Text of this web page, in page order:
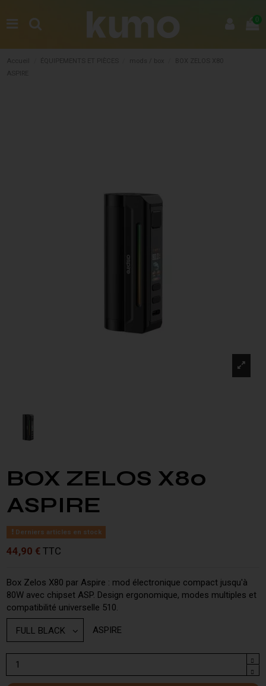
0
BOX ZELOS X80
ASPIRE
Derniers articles en stock
44,90 €TTC
Box Zelos X80 par Aspire : mod électronique compact jusqu'à
80W avec chipset ASP. Design ergonomique, modes multiples et
compatibilité universelle 510.
ASPIRE